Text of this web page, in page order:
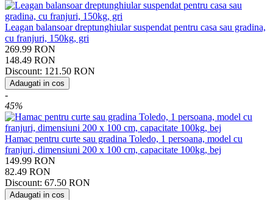
Leagan balansoar dreptunghiular suspendat pentru casa sau gradina,
cu franjuri, 150kg, gri
269.99 RON
148.49 RON
Discount: 121.50 RON
Adaugati in cos
-
45%
Hamac pentru curte sau gradina Toledo, 1 persoana, model cu
franjuri, dimensiuni 200 x 100 cm, capacitate 100kg, bej
149.99 RON
82.49 RON
Discount: 67.50 RON
Adaugati in cos